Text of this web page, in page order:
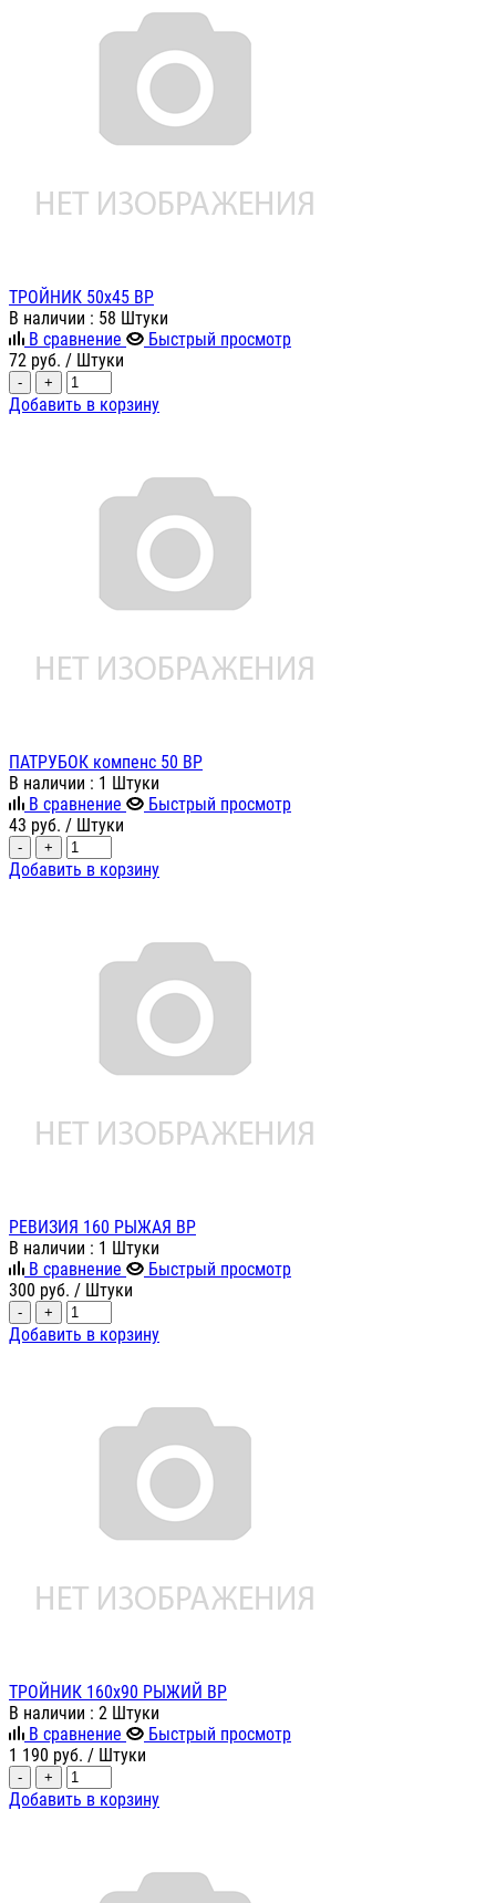
ТРОЙНИК 50х45 ВР
В наличии : 58 Штуки
В сравнение
Быстрый просмотр
72 руб. / Штуки
- +
Добавить в корзину
ПАТРУБОК компенс 50 ВР
В наличии : 1 Штуки
В сравнение
Быстрый просмотр
43 руб. / Штуки
- +
Добавить в корзину
РЕВИЗИЯ 160 РЫЖАЯ ВР
В наличии : 1 Штуки
В сравнение
Быстрый просмотр
300 руб. / Штуки
- +
Добавить в корзину
ТРОЙНИК 160х90 РЫЖИЙ ВР
В наличии : 2 Штуки
В сравнение
Быстрый просмотр
1 190 руб. / Штуки
- +
Добавить в корзину